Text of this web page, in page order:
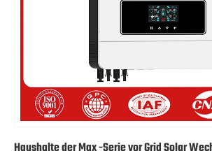
Haushalte der Max -Serie vor Grid Solar